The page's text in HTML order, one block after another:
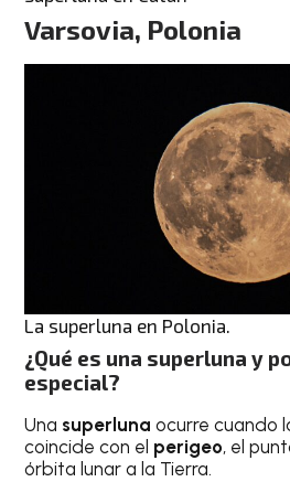
Varsovia, Polonia
La superluna en Polonia.
¿Qué es una superluna y
especial?
Una superluna ocurre cuando
coincide con el perigeo, el
órbita lunar a la Tierra.